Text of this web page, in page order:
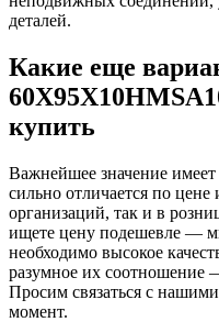
деталей.
Какие еще
купить
Важнейшее значение имеет
сильно отличается по цене
организаций, так и в
ищете цену подешевле —
необходимо высокое
разумное их соотношение
Просим связаться с
момент.